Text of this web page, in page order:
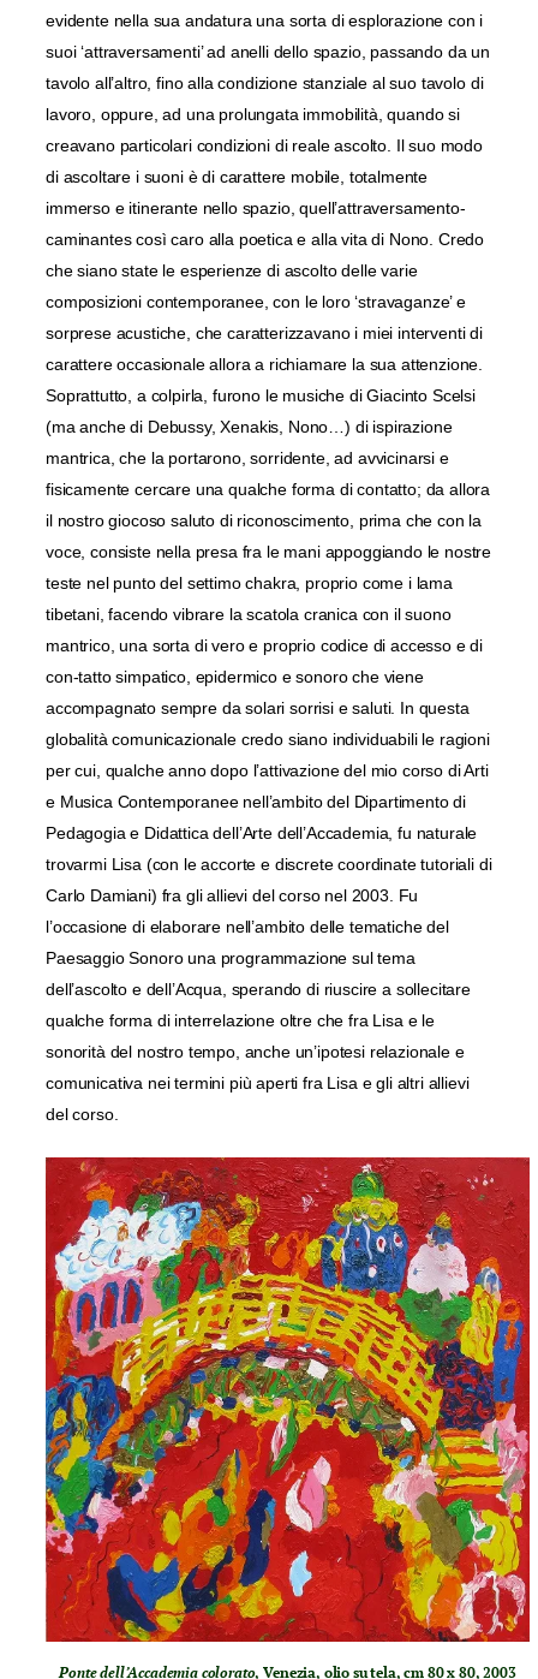
evidente nella sua andatura una sorta di esplorazione con i
suoi ‘attraversamenti’ ad anelli dello spazio, passando da un
tavolo all’altro, fino alla condizione stanziale al suo tavolo di
lavoro, oppure, ad una prolungata immobilità, quando si
creavano particolari condizioni di reale ascolto. Il suo modo
di ascoltare i suoni è di carattere mobile, totalmente
immerso e itinerante nello spazio, quell’attraversamento-
caminantes così caro alla poetica e alla vita di Nono. Credo
che siano state le esperienze di ascolto delle varie
composizioni contemporanee, con le loro ‘stravaganze’ e
sorprese acustiche, che caratterizzavano i miei interventi di
carattere occasionale allora a richiamare la sua attenzione.
Soprattutto, a colpirla, furono le musiche di Giacinto Scelsi
(ma anche di Debussy, Xenakis, Nono…) di ispirazione
mantrica, che la portarono, sorridente, ad avvicinarsi e
fisicamente cercare una qualche forma di contatto; da allora
il nostro giocoso saluto di riconoscimento, prima che con la
voce, consiste nella presa fra le mani appoggiando le nostre
teste nel punto del settimo chakra, proprio come i lama
tibetani, facendo vibrare la scatola cranica con il suono
mantrico, una sorta di vero e proprio codice di accesso e di
con-tatto simpatico, epidermico e sonoro che viene
accompagnato sempre da solari sorrisi e saluti. In questa
globalità comunicazionale credo siano individuabili le ragioni
per cui, qualche anno dopo l’attivazione del mio corso di Arti
e Musica Contemporanee nell’ambito del Dipartimento di
Pedagogia e Didattica dell’Arte dell’Accademia, fu naturale
trovarmi Lisa (con le accorte e discrete coordinate tutoriali di
Carlo Damiani) fra gli allievi del corso nel 2003. Fu
l’occasione di elaborare nell’ambito delle tematiche del
Paesaggio Sonoro una programmazione sul tema
dell’ascolto e dell’Acqua, sperando di riuscire a sollecitare
qualche forma di interrelazione oltre che fra Lisa e le
sonorità del nostro tempo, anche un’ipotesi relazionale e
comunicativa nei termini più aperti fra Lisa e gli altri allievi
del corso.
Ponte dell’Accademia colorato, Venezia, olio su tela, cm 80 x 80, 2003